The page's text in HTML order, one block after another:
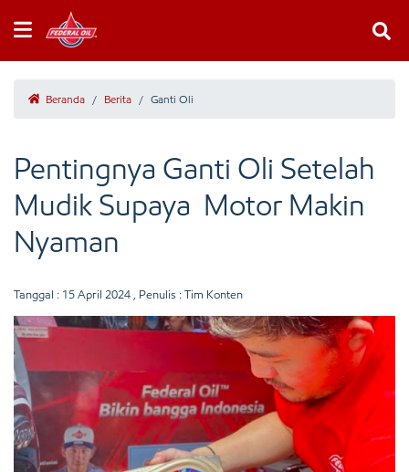
Beranda / Berita / Ganti Oli
Pentingnya Ganti Oli Setelah
Mudik Supaya Motor Makin
Nyaman
Tanggal : 15 April 2024 , Penulis : Tim Konten